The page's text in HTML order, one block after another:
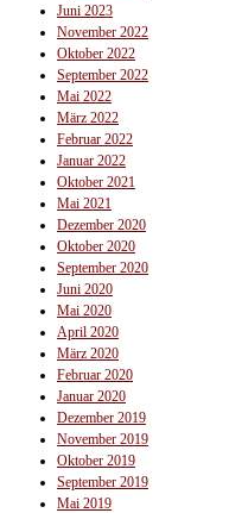
Juni 2023
November 2022
Oktober 2022
September 2022
Mai 2022
März 2022
Februar 2022
Januar 2022
Oktober 2021
Mai 2021
Dezember 2020
Oktober 2020
September 2020
Juni 2020
Mai 2020
April 2020
März 2020
Februar 2020
Januar 2020
Dezember 2019
November 2019
Oktober 2019
September 2019
Mai 2019